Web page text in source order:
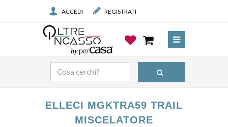
ACCEDI REGISTRATI
ELLECI MGKTRA59 TRAIL
MISCELATORE